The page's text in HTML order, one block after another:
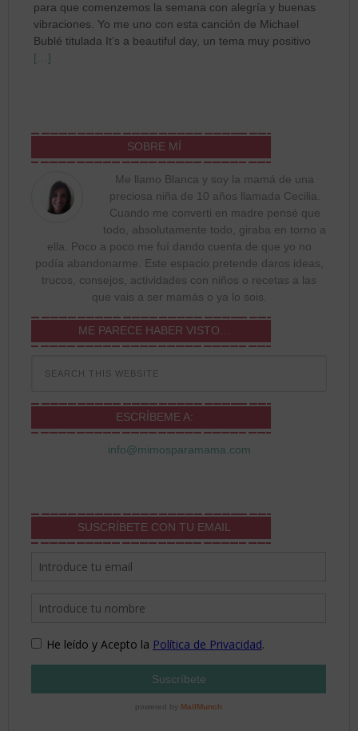
para que comenzemos la semana con alegría y buenas
vibraciones. Yo me uno con esta canción de Michael
Bublé titulada It’s a beautiful day, un tema muy positivo
[…]
SOBRE MÍ
Me llamo Blanca y soy la mamá de una
preciosa niña de 10 años llamada Cecilia.
Cuando me converti en madre pensé que
todo, absolutamente todo, giraba en torno a
ella. Poco a poco me fuí dando cuenta de que yo no
podía abandonarme. Este espacio pretende daros ideas,
trucos, consejos, actividades con niños o recetas a las
que vais a ser mamás o ya lo sois.
ME PARECE HABER VISTO…
ESCRÍBEME A:
info@mimosparamama.com
SUSCRÍBETE CON TU EMAIL